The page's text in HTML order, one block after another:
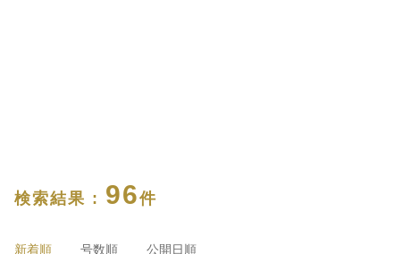
検索結果 : 96件
新着順 号数順 公開日順